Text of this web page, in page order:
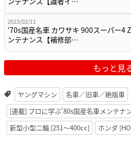
2023/02/11
‘70s国産名車 カワサキ 900スーパー4
ンテナンス【補修部…
もっと見
ヤングマシン
名車／旧車／絶版車
[連載] プロに学ぶ'80s国産名車メンテナ
新型小型二輪 [251〜400cc]
ホンダ